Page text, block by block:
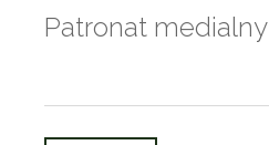
Patronat medialny